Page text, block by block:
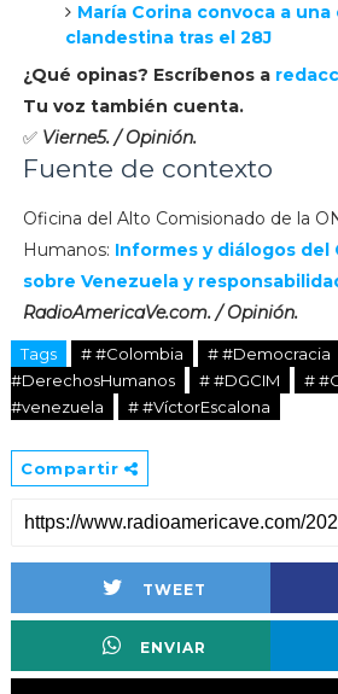
María Corina convoca a
clandestina tras el 28J
¿Qué opinas? Escríbenos a
Tu voz también cuenta.
✅ Vierne5. / Opinión.
Fuente de contexto
Oficina del Alto Comisionado de la
Humanos: Informes y diálogos del
sobre Venezuela y
RadioAmericaVe.com. / Opinión.
Tags # #Colombia # #Democracia
#DerechosHumanos
# #DGCIM #
#venezuela
# #VíctorEscalona
Compartir
TWEET
ENVIAR